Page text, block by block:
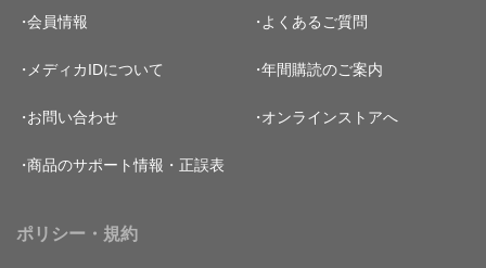
会員情報 よくあるご質問
メディカIDについて 年間購読のご案内
お問い合わせ オンラインストアへ
商品のサポート情報・正誤表
ポリシー・規約